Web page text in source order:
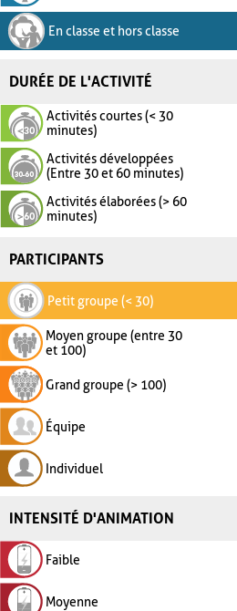
En classe et hors classe
DURÉE DE L'ACTIVITÉ
Activités courtes (< 30
minutes)
Activités développées
(Entre 30 et 60 minutes)
Activités élaborées (> 60
minutes)
PARTICIPANTS
Petit groupe (< 30)
Moyen groupe (entre 30
et 100)
Grand groupe (> 100)
Équipe
Individuel
INTENSITÉ D'ANIMATION
Faible
Moyenne